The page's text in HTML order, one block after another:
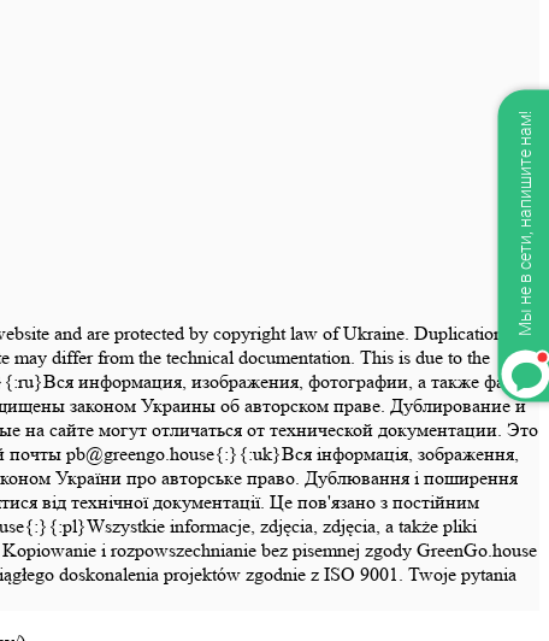
and are protected by copyright law of Ukraine. Duplication and
differ from the technical documentation. This is due to the
информация, изображения, фотографии, а также файлы
законом Украины об авторском праве. Дублирование и
сайте могут отличаться от технической документации. Это
pb@greengo.house{:}{:uk}Вся інформація, зображення,
України про авторське право. Дублювання і поширення
від технічної документації. Це пов'язано з постійним
informacje, zdjęcia, zdjęcia, a także pliki
i rozpowszechnianie bez pisemnej zgody GreenGo.house
doskonalenia projektów zgodnie z ISO 9001. Twoje pytania
Мы не в сети, напишите нам!